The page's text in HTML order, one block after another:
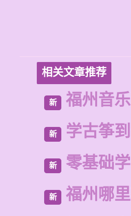
相关文章推荐
新 福州音
新 学古筝
新 零基础
新 福州哪